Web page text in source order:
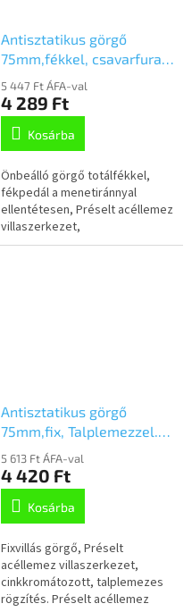
Antisztatikus görgő
75mm,fékkel, csavarfurat,
2477YGO075P30-11
5 447 Ft ÁFA-val
4 289 Ft
Kosárba
Önbeálló görgő totálfékkel,
fékpedál a menetiránnyal
ellentétesen, Préselt acéllemez
villaszerkezet,
cinkkromátozott, dupla
Antisztatikus görgő
75mm,fix, Talplemezzel.
2478DYK075P60
5 613 Ft ÁFA-val
4 420 Ft
Kosárba
Fixvillás görgő, Préselt
acéllemez villaszerkezet,
cinkkromátozott, talplemezes
rögzítés. Préselt acéllemez